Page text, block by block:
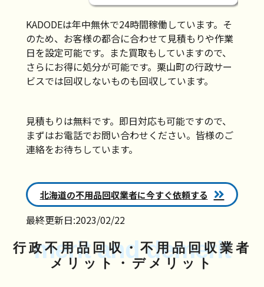
KADODEは年中無休で24時間稼働しています。そ
のため、お客様の都合に合わせて見積もりや作業
日を設定可能です。また買取もしていますので、
さらにお得に処分が可能です。栗山町の行政サー
ビスでは回収しないものも回収しています。
見積もりは無料です。即日対応も可能ですので、
まずはお電話でお問い合わせください。皆様のご
連絡をお待ちしています。
北海道の不用品回収業者に今すぐ依頼する
最終更新日:2023/02/22
merit and demerit
行政不用品回収・不用品回収業者
メリット・デメリット